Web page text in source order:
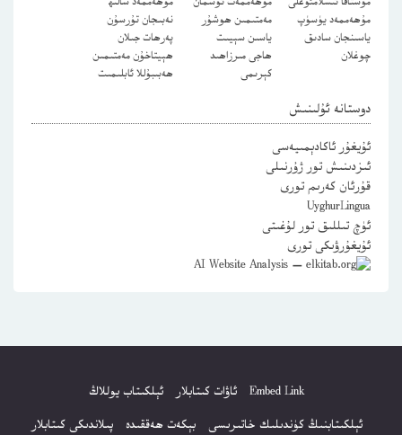
مۇھەممەد يۈسۈپ
مەمتىمىن ھوشۇر
نەبىجان تۇرسۇن
ياسىنجان سادىق
چوغلان
ياسىن سېيىت
پەرھات جىلان
ھاجى مىرزاھىد
كېرىمى
ھېيتاخۇن مەمتىمىن
ھەبىبۇللا ئابلىمىت
دوستانە ئۇلىنىش
ئۇيغۇر ئاكادېمىيەسى
ئىزدىنىش تور ژۇرنىلى
قۇرئان كەرىم تورى
UyghurLingua
ئۈچ تىللىق تور لۇغىتى
ئۇيغۇرۋىكى تورى
Embed Link ئاۋات كىتابلار
ئېلكىتاب يوللاڭ
ئېلكىتابنىڭ كۈندىلىك خاتىرىسى
بېكەت ھەققىدە
پىلاندىكى كىتابلار